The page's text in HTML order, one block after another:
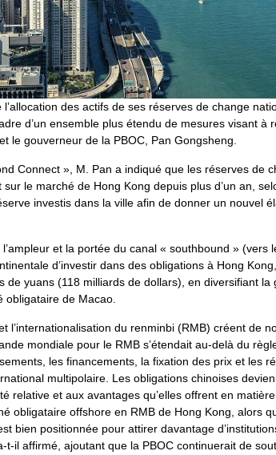
des actifs de ses réserves de change
d’un ensemble plus étendu de mesures visant à
le gouverneur de la PBOC, Pan Gongsheng.
Connect », M. Pan a indiqué que les réserves de
le marché de Hong Kong depuis plus d’un an,
investis dans la ville afin de donner un nouvel
et la portée du canal « southbound » (vers
d’investir dans des obligations à Hong
de yuans (118 milliards de dollars), en diversifiant
obligataire de Macao.
l’internationalisation du renminbi (RMB) créent de
mondiale pour le RMB s’étendait au-delà du
les financements, la fixation des prix et les
multipolaire. Les obligations chinoises
relative et aux avantages qu’elles offrent en
obligataire offshore en RMB de Hong Kong, alors
bien positionnée pour attirer davantage
t-il affirmé, ajoutant que la PBOC continuerait de